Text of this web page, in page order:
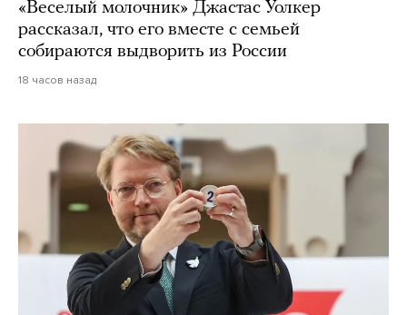
«Веселый молочник» Джастас Уолкер
рассказал, что его вместе с семьей
собираются выдворить из России
18 часов назад